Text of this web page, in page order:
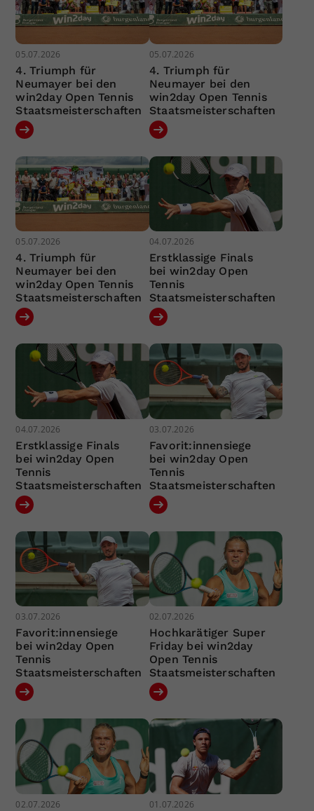
05.07.2026
4. Triumph für
Neumayer bei den
win2day Open Tennis
Staatsmeisterschaften
05.07.2026
4. Triumph für
Neumayer bei den
win2day Open Tennis
Staatsmeisterschaften
05.07.2026
4. Triumph für
Neumayer bei den
win2day Open Tennis
Staatsmeisterschaften
04.07.2026
Erstklassige Finals
bei win2day Open
Tennis
Staatsmeisterschaften
04.07.2026
Erstklassige Finals
bei win2day Open
Tennis
Staatsmeisterschaften
03.07.2026
Favorit:innensiege
bei win2day Open
Tennis
Staatsmeisterschaften
03.07.2026
Favorit:innensiege
bei win2day Open
Tennis
Staatsmeisterschaften
02.07.2026
Hochkarätiger Super
Friday bei win2day
Open Tennis
Staatsmeisterschaften
02.07.2026 01.07.2026